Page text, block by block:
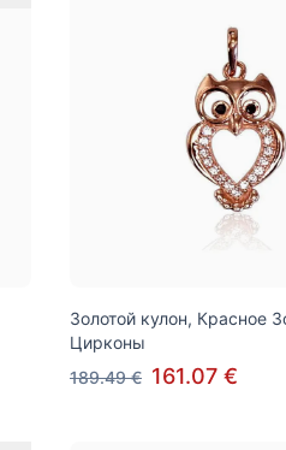
Золотой кулон, Красное
Цирконы
189.49 € 161.07 €